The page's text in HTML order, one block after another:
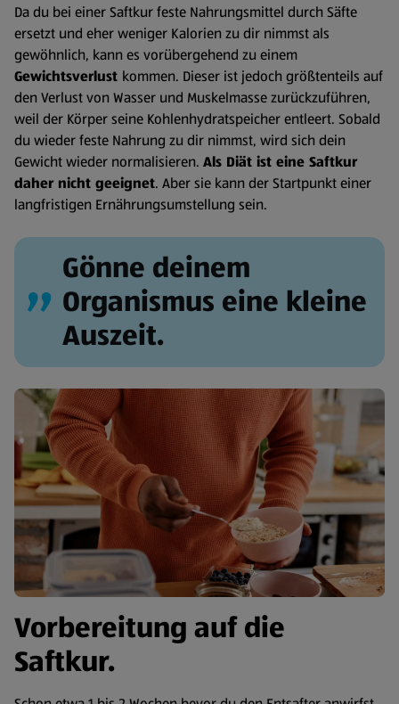
Da du bei einer Saftkur feste Nahrungsmittel durch Säfte
ersetzt und eher weniger Kalorien zu dir nimmst als
gewöhnlich, kann es vorübergehend zu einem
Gewichtsverlust kommen. Dieser ist jedoch größtenteils auf
den Verlust von Wasser und Muskelmasse zurückzuführen,
weil der Körper seine Kohlenhydratspeicher entleert. Sobald
du wieder feste Nahrung zu dir nimmst, wird sich dein
Gewicht wieder normalisieren. Als Diät ist eine Saftkur
daher nicht geeignet. Aber sie kann der Startpunkt einer
langfristigen Ernährungsumstellung sein.
Gönne deinem
Organismus eine kleine
Auszeit.
Vorbereitung auf die
Saftkur.